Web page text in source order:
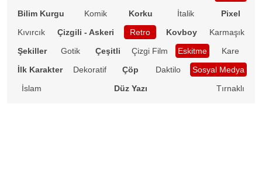
Bilim Kurgu
Komik Korku İtalik
Pixel
Kıvırcık
Çizgili - Askeri Retro Kovboy
Karmaşık
Şekiller
Gotik Çeşitli Çizgi Film Eskitme
Kare
İlk Karakter
Dekoratif Çöp Daktilo
Sosyal Medya
İslam
Düz Yazı Tırnaklı